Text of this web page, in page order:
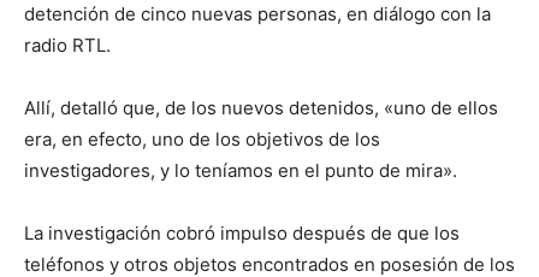
detención de cinco nuevas personas, en diálogo con la
radio RTL.
Allí, detalló que, de los nuevos detenidos, «uno de ellos
era, en efecto, uno de los objetivos de los
investigadores, y lo teníamos en el punto de mira».
La investigación cobró impulso después de que los
teléfonos y otros objetos encontrados en posesión de los